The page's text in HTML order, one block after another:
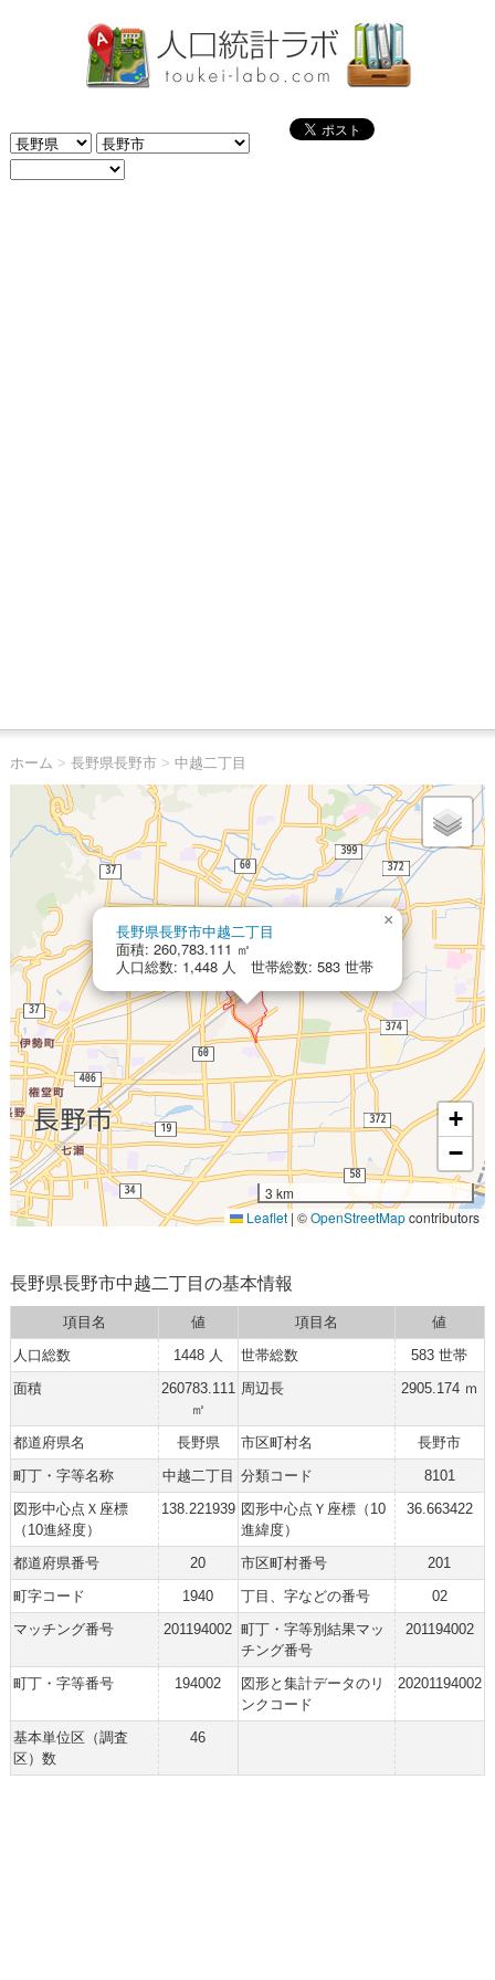
ホーム > 長野県長野市> 中越二丁目
長野県長野市中越二丁目
面積: 260,783.111 ㎡
人口総数: 1,448 人 世帯総数: 583 世帯
×
+
−
3 km
Leaflet | ©OpenStreetMapcontributors
長野県長野市中越二丁目の基本情報
項目名 値 項目名
値
人口総数
1448 人 世帯総数
583 世帯
面積
260783.111
㎡
周辺長 2905.174 ｍ
都道府県名 長野県 市区町村名
長野市
町丁・字等名称
中越二丁目 分類コード
8101
図形中心点Ｘ座標
（10進経度）
138.221939 図形中心点Ｙ座標（10
進緯度）
36.663422
都道府県番号 20 市区町村番号
201
町字コード
1940 丁目、字などの番号
02
マッチング番号
201194002 町丁・字等別結果マッ
チング番号
201194002
町丁・字等番号 194002
図形と集計データのリ
ンクコード
20201194002
基本単位区（調査
区）数
46